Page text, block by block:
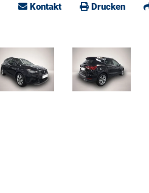
Kontakt Drucken